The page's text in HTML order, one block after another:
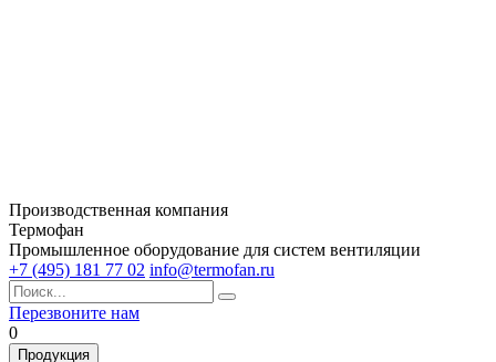
Производственная компания
Термофан
Промышленное оборудование для систем вентиляции
+7 (495) 181 77 02 info@termofan.ru
Перезвоните нам
0
Продукция